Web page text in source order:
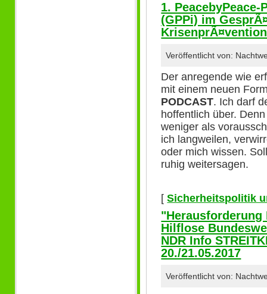
1.
(GPPi) im
Veröffentlicht von:
Der anregende wie
mit einem neuen
PODCAST. Ich darf
hoffentlich über.
weniger als
ich langweilen,
oder mich wissen.
ruhig weitersagen.
[Sicherheitspolitik
Hilflose
NDR Info
20./21.05.2017
Veröffentlicht von: